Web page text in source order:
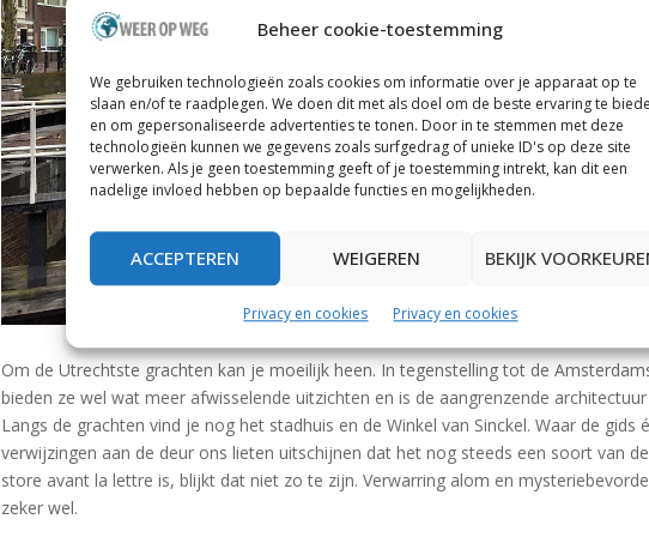
Beheer cookie-toestemming
We gebruiken technologieën zoals cookies om informatie over je apparaat op te
slaan en/of te raadplegen. We doen dit met als doel om de beste ervaring te
en om gepersonaliseerde advertenties te tonen. Door in te stemmen met deze
technologieën kunnen we gegevens zoals surfgedrag of unieke ID's op deze site
verwerken. Als je geen toestemming geeft of je toestemming intrekt, kan dit een
nadelige invloed hebben op bepaalde functies en mogelijkheden.
ACCEPTEREN WEIGEREN BEKIJK
Privacy en cookies Privacy en cookies
Om de Utrechtste grachten kan je moeilijk heen. In tegenstelling tot de
bieden ze wel wat meer afwisselende uitzichten en is de aangrenzende
Langs de grachten vind je nog het stadhuis en de Winkel van Sinckel. Waar de gids
verwijzingen aan de deur ons lieten uitschijnen dat het nog steeds een soort van
store avant la lettre is, blijkt dat niet zo te zijn. Verwarring alom en
zeker wel.